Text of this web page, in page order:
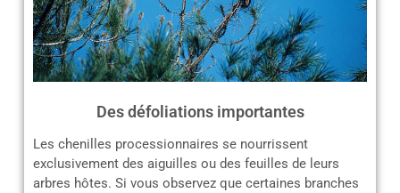
Des défoliations importantes
Les chenilles processionnaires se nourrissent
exclusivement des aiguilles ou des feuilles de leurs
arbres hôtes. Si vous observez que certaines branches